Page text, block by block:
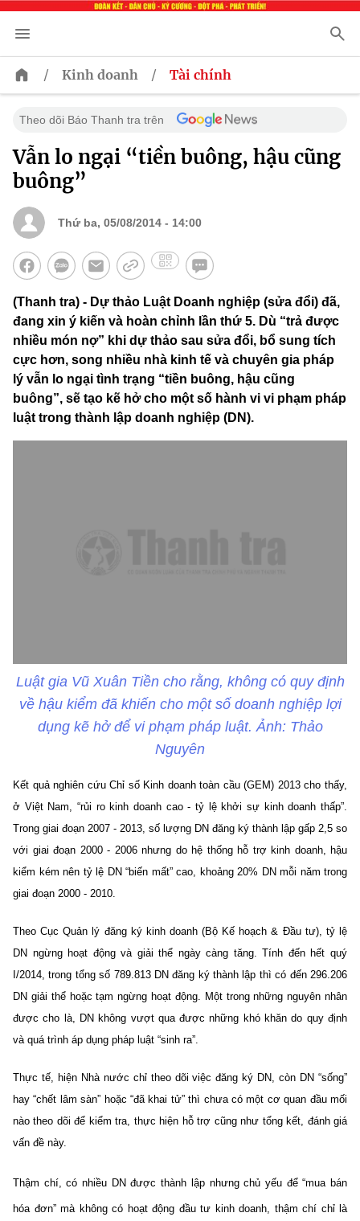
/ Kinh doanh / Tài chính
Theo dõi Báo Thanh tra trên
Vẫn lo ngại “tiền buông, hậu cũng
buông”
Thứ ba, 05/08/2014 - 14:00
(Thanh tra) - Dự thảo Luật Doanh nghiệp (sửa đổi) đã,
đang xin ý kiến và hoàn chỉnh lần thứ 5. Dù “trả được
nhiều món nợ” khi dự thảo sau sửa đổi, bổ sung tích
cực hơn, song nhiều nhà kinh tế và chuyên gia pháp
lý vẫn lo ngại tình trạng “tiền buông, hậu cũng
buông”, sẽ tạo kẽ hở cho một số hành vi vi phạm pháp
luật trong thành lập doanh nghiệp (DN).
Luật gia Vũ Xuân Tiền cho rằng, không có quy định
về hậu kiểm đã khiến cho một số doanh nghiệp lợi
dụng kẽ hở để vi phạm pháp luật. Ảnh: Thảo
Nguyên
Kết quả nghiên cứu Chỉ số Kinh doanh toàn cầu (GEM) 2013 cho thấy,
ở Việt Nam, “rủi ro kinh doanh cao - tỷ lệ khởi sự kinh doanh thấp”.
Trong giai đoạn 2007 - 2013, số lượng DN đăng ký thành lập gấp 2,5 so
với giai đoạn 2000 - 2006 nhưng do hệ thống hỗ trợ kinh doanh, hậu
kiểm kém nên tỷ lệ DN “biến mất” cao, khoảng 20% DN mỗi năm trong
giai đoạn 2000 - 2010.
Theo Cục Quản lý đăng ký kinh doanh (Bộ Kế hoạch & Đầu tư), tỷ lệ
DN ngừng hoạt động và giải thể ngày càng tăng. Tính đến hết quý
I/2014, trong tổng số 789.813 DN đăng ký thành lập thì có đến 296.206
DN giải thể hoặc tạm ngừng hoạt động. Một trong những nguyên nhân
được cho là, DN không vượt qua được những khó khăn do quy định
và quá trình áp dụng pháp luật “sinh ra”.
Thực tế, hiện Nhà nước chỉ theo dõi việc đăng ký DN, còn DN “sống”
hay “chết lâm sàn” hoặc “đã khai tử” thì chưa có một cơ quan đầu mối
nào theo dõi để kiểm tra, thực hiện hỗ trợ cũng như tổng kết, đánh giá
vấn đề này.
Thậm chí, có nhiều DN được thành lập nhưng chủ yếu để “mua bán
hóa đơn” mà không có hoạt động đầu tư kinh doanh, thậm chí chỉ là